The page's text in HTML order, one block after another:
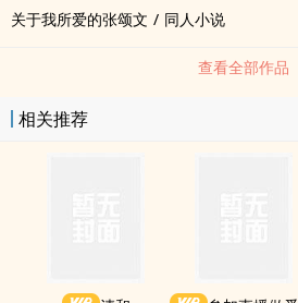
关于我所爱的张颂文 / 同人小说
查看全部作品
相关推荐